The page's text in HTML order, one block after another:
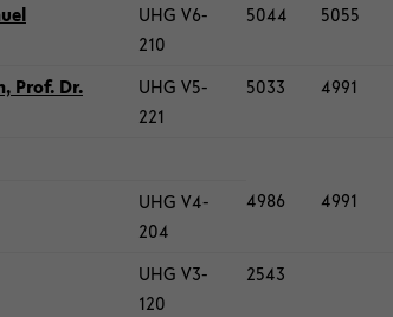
UHG V6-​
210
5044 5055
Prof. Dr.
UHG V5-​
221
5033 4991
UHG V4-​
204
4986 4991
UHG V3-​
120
2543